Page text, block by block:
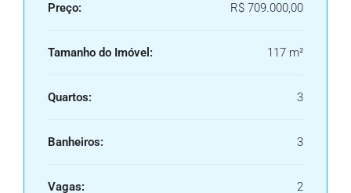
Preço: R$ 709.000,00
Tamanho do Imóvel: 117 m²
Quartos: 3
Banheiros: 3
Vagas: 2